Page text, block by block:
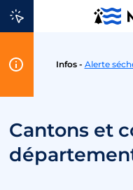
Aller au contenu
Infos - Alerte
Cantons et